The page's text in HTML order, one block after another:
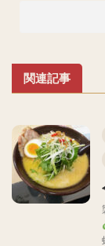
関連記事